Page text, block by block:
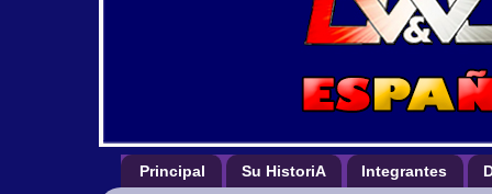
Principal Su HistoriA Integrantes